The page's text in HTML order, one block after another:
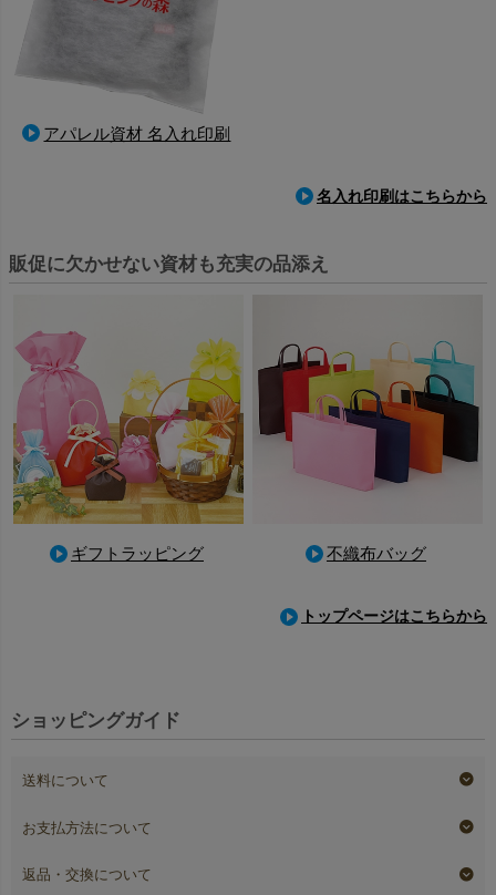
アパレル資材 名入れ印刷
名入れ印刷はこちらから
販促に欠かせない資材も充実の品添え
ギフトラッピング 不織布バッグ
トップページはこちらから
ショッピングガイド
送料について
お支払方法について
返品・交換について